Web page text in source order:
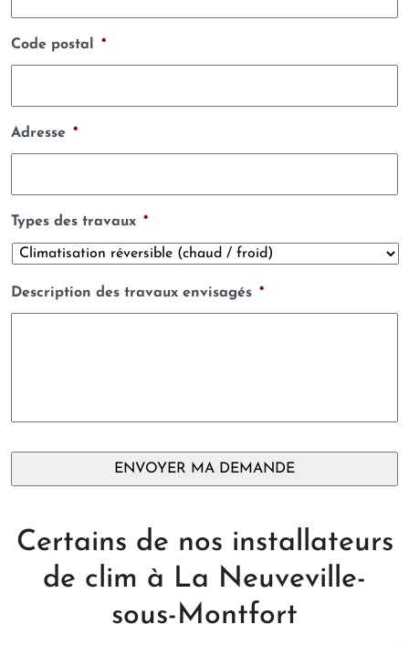
Code postal *
Adresse *
Types des travaux *
Description des travaux envisagés *
Certains de nos installateurs
de clim à La Neuveville-
sous-Montfort